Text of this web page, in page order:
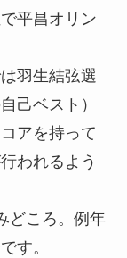
平昌オリン
羽生結弦選
己ベスト）
アを持って
われるよう
どころ。例年
す。